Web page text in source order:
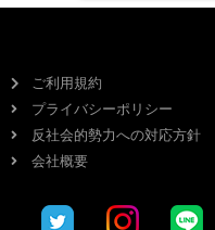
ご利用規約
プライバシーポリシー
反社会的勢力への対応方針
会社概要